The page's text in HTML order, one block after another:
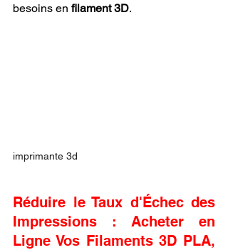
besoins en filament 3D.
imprimante 3d
Réduire le Taux d'Échec des
Impressions : Acheter en
Ligne Vos Filaments 3D PLA,